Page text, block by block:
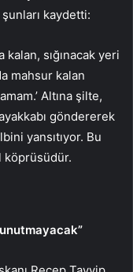
kaydetti:
kalan, sığınacak yeri
mahsur kalan
Altına şilte,
göndererek
yansıtıyor. Bu
köprüsüdür.